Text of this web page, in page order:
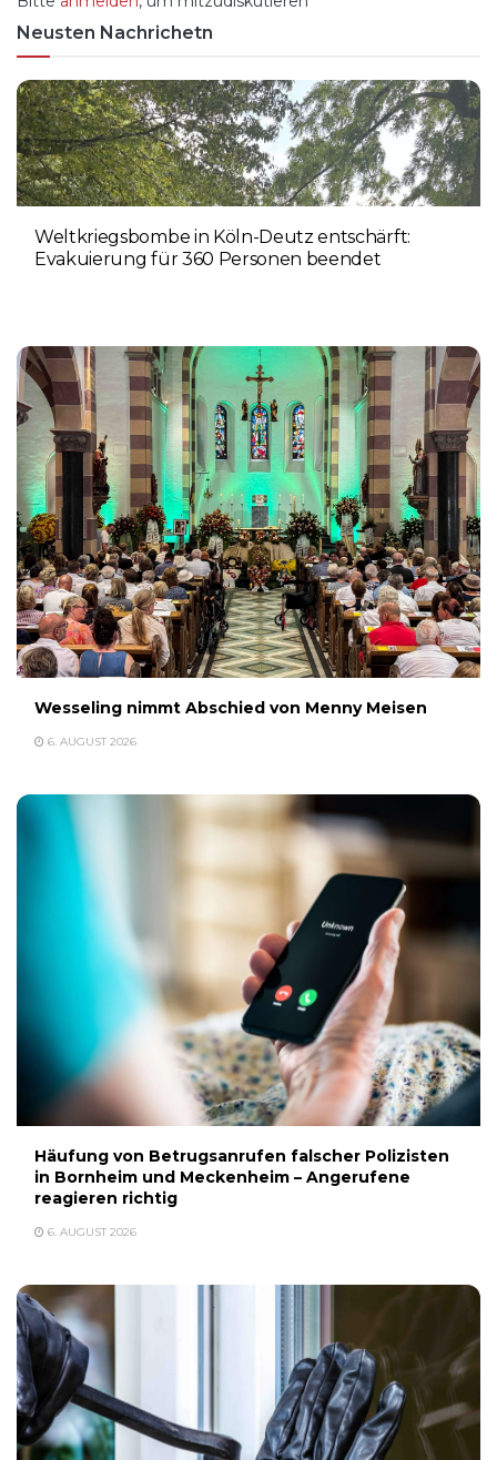
Neusten Nachrichetn
Weltkriegsbombe in Köln-Deutz entschärft:
Evakuierung für 360 Personen beendet
Wesseling nimmt Abschied von Menny Meisen
6. AUGUST 2026
Häufung von Betrugsanrufen falscher Polizisten
in Bornheim und Meckenheim – Angerufene
reagieren richtig
6. AUGUST 2026